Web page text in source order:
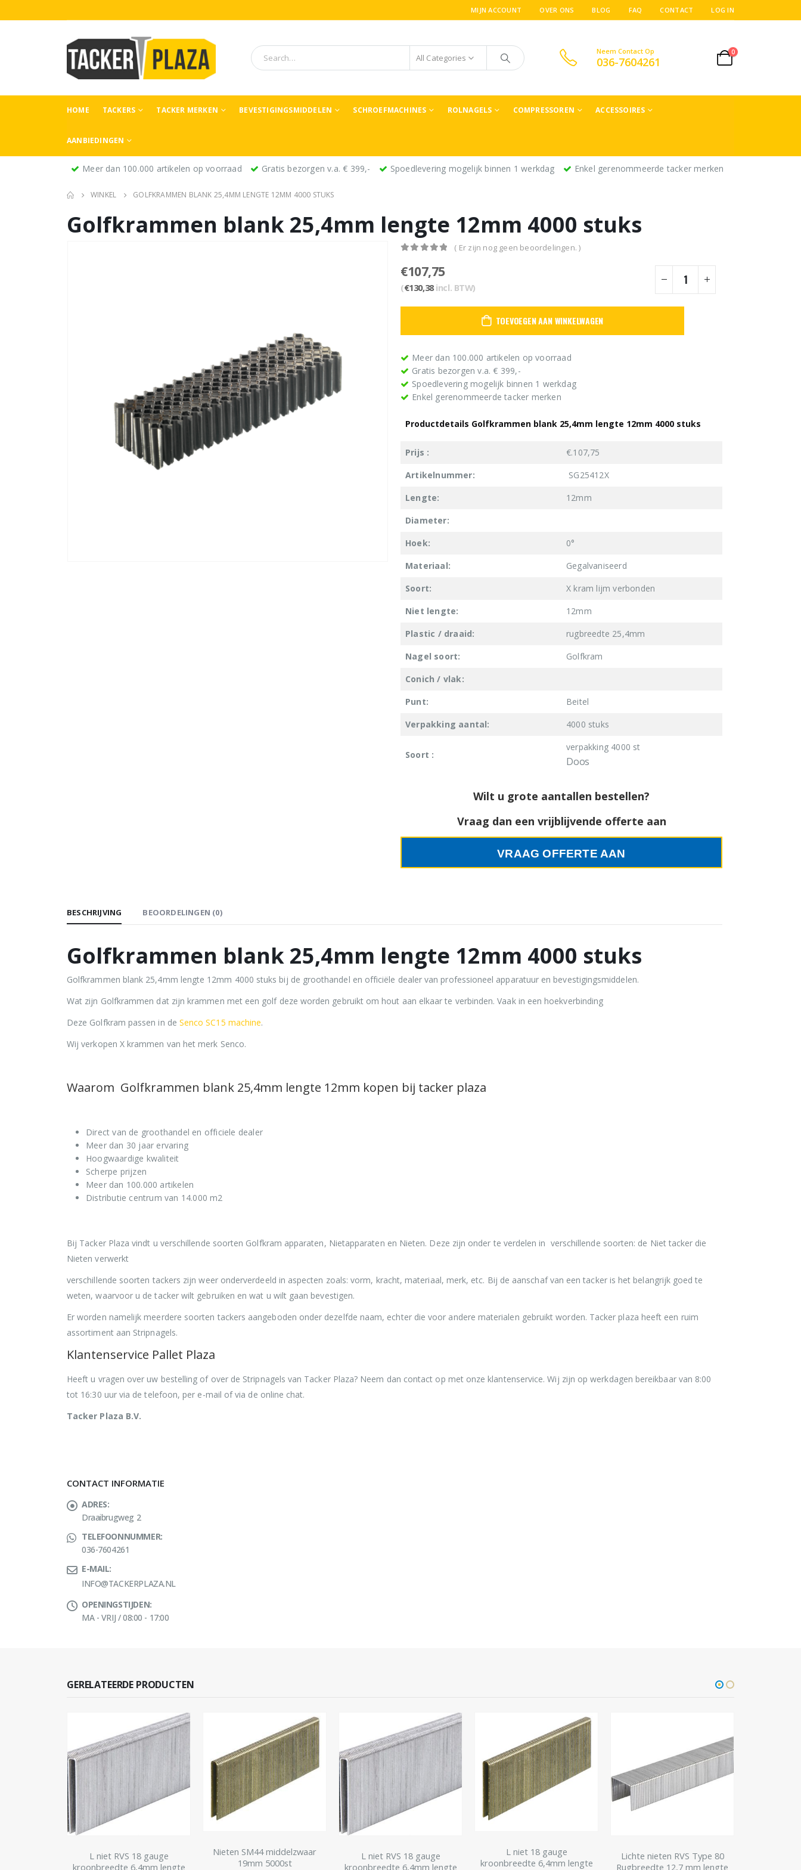
MIJN ACCOUNT OVER ONS BLOG FAQ CONTACT LOG IN
All Categories
Neem Contact Op
036-7604261
0
HOME TACKERS TACKER MERKEN BEVESTIGINGSMIDDELEN SCHROEFMACHINES ROLNAGELS COMPRESSOREN ACCESSOIRES
AANBIEDINGEN
Meer dan 100.000 artikelen op voorraad Gratis bezorgen v.a. € 399,- Spoedlevering mogelijk binnen 1 werkdag Enkel gerenommeerde tacker merken
WINKEL GOLFKRAMMEN BLANK 25,4MM LENGTE 12MM 4000 STUKS
Golfkrammen blank 25,4mm lengte 12mm 4000 stuks
( Er zijn nog geen beoordelingen. )
€107,75
(€130,38incl. BTW)
TOEVOEGEN AAN WINKELWAGEN
Meer dan 100.000 artikelen op voorraad
Gratis bezorgen v.a. € 399,-
Spoedlevering mogelijk binnen 1 werkdag
Enkel gerenommeerde tacker merken
Productdetails Golfkrammen blank 25,4mm lengte 12mm 4000 stuks
Prijs :
€.107,75
Artikelnummer:
SG25412X
Lengte:
12mm
Diameter:
Hoek:
0°
Materiaal:
Gegalvaniseerd
Soort:
X kram lijm verbonden
Niet lengte:
12mm
Plastic / draaid:
rugbreedte 25,4mm
Nagel soort:
Golfkram
Conich / vlak:
Punt:
Beitel
Verpakking aantal:
4000 stuks
Soort :
verpakking 4000 st
Doos
Wilt u grote aantallen bestellen?
Vraag dan een vrijblijvende offerte aan
VRAAG OFFERTE AAN
BESCHRIJVING BEOORDELINGEN (0)
Golfkrammen blank 25,4mm lengte 12mm 4000 stuks
Golfkrammen blank 25,4mm lengte 12mm 4000 stuks bij de groothandel en officiële dealer van professioneel apparatuur en bevestigingsmiddelen.
Wat zijn Golfkrammen dat zijn krammen met een golf deze worden gebruikt om hout aan elkaar te verbinden. Vaak in een hoekverbinding
Deze Golfkram passen in de Senco SC15 machine.
Wij verkopen X krammen van het merk Senco.
Waarom Golfkrammen blank 25,4mm lengte 12mm kopen bij tacker plaza
Direct van de groothandel en officiele dealer
Meer dan 30 jaar ervaring
Hoogwaardige kwaliteit
Scherpe prijzen
Meer dan 100.000 artikelen
Distributie centrum van 14.000 m2
Bij Tacker Plaza vindt u verschillende soorten Golfkram apparaten, Nietapparaten en Nieten. Deze zijn onder te verdelen in verschillende soorten: de Niet tacker die
Nieten verwerkt
verschillende soorten tackers zijn weer onderverdeeld in aspecten zoals: vorm, kracht, materiaal, merk, etc. Bij de aanschaf van een tacker is het belangrijk goed te
weten, waarvoor u de tacker wilt gebruiken en wat u wilt gaan bevestigen.
Er worden namelijk meerdere soorten tackers aangeboden onder dezelfde naam, echter die voor andere materialen gebruikt worden. Tacker plaza heeft een ruim
assortiment aan Stripnagels.
Klantenservice Pallet Plaza
Heeft u vragen over uw bestelling of over de Stripnagels van Tacker Plaza? Neem dan contact op met onze klantenservice. Wij zijn op werkdagen bereikbaar van 8:00
tot 16:30 uur via de telefoon, per e-mail of via de online chat.
Tacker Plaza B.V.
CONTACT INFORMATIE
ADRES:
Draaibrugweg 2
TELEFOONNUMMER:
036-7604261
E-MAIL:
INFO@TACKERPLAZA.NL
OPENINGSTIJDEN:
MA - VRIJ / 08:00 - 17:00
GERELATEERDE PRODUCTEN
L niet RVS 18 gauge
kroonbreedte 6,4mm lengte
Nieten SM44 middelzwaar
19mm 5000st
L niet RVS 18 gauge
kroonbreedte 6,4mm lengte
L niet 18 gauge
kroonbreedte 6,4mm lengte
Lichte nieten RVS Type 80
Rugbreedte 12,7 mm lengte